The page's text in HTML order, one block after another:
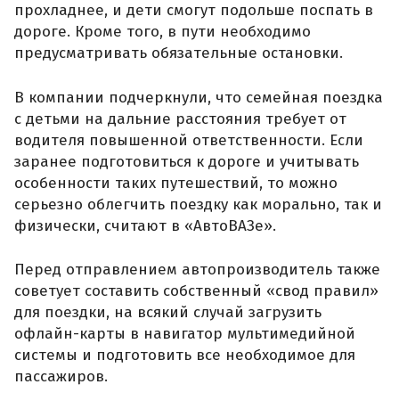
прохладнее, и дети смогут подольше поспать в
дороге. Кроме того, в пути необходимо
предусматривать обязательные остановки.
В компании подчеркнули, что семейная поездка
с детьми на дальние расстояния требует от
водителя повышенной ответственности. Если
заранее подготовиться к дороге и учитывать
особенности таких путешествий, то можно
серьезно облегчить поездку как морально, так и
физически, считают в «АвтоВАЗе».
Перед отправлением автопроизводитель также
советует составить собственный «свод правил»
для поездки, на всякий случай загрузить
офлайн-карты в навигатор мультимедийной
системы и подготовить все необходимое для
пассажиров.